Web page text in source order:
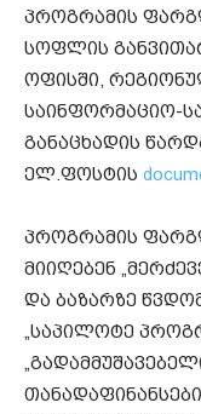
პროგრამის
სოფლის
ოფისში,
საინფორმაციო-
განაცხადის
ელ.ფოსტის
პროგრამის
მიიღებენ
და ბაზარზე
„საპილოტე